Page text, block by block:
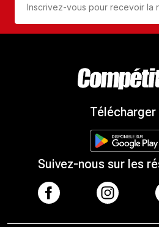
Télécharger
Suivez-nous sur les